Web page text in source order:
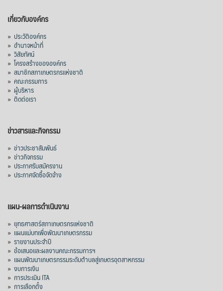
เกี่ยวกับองค์กร
» ประวัติองค์กร
» อำนาจหน้าที่
» วิสัยทัศน์
» โครงสร้างขององค์กร
» สมาชิกสภาเกษตรกรแห่งชาติ
» คณะกรรมการ
» ผู้บริหาร
» ติดต่อเรา
ข่าวสารและกิจกรรม
» ข่าวประชาสัมพันธ์
» ข่าวกิจกรรม
» ประกาศรับสมัครงาน
» ประกาศจัดซื้อจัดจ้าง
แผน-ผลการดำเนินงาน
» ยุทธศาสตร์สภาเกษตรกรแห่งชาติ
» แผนแม่บทเพื่อพัฒนาเกษตรกรรม
» รายงานประจำปี
» ข้อเสนอและผลงานคณะกรรมการฯ
» แผนพัฒนาเกษตรกรรมระดับตำบลสู่เกษตรอุตสาหกรรม
» งบการเงิน
» การประเมิน ITA
» การเลือกตั้ง